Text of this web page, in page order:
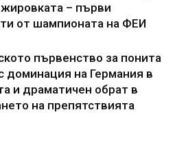
– първи
от шампионата на ФЕИ
първенство за понита
доминация на Германия в
и драматичен обрат в
на препятствията